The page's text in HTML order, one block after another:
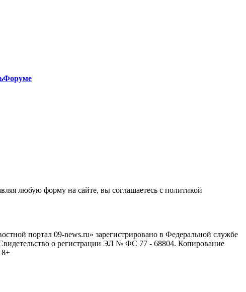
любую форму на сайте, вы соглашаетесь с политикой
портал 09-news.ru» зарегистрировано в Федеральной службе
о регистрации ЭЛ № ФС 77 - 68804. Копирование